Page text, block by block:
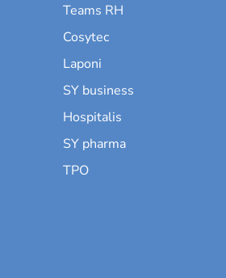
Teams RH
Cosytec
Laponi
SY business
Hospitalis
SY pharma
TPO